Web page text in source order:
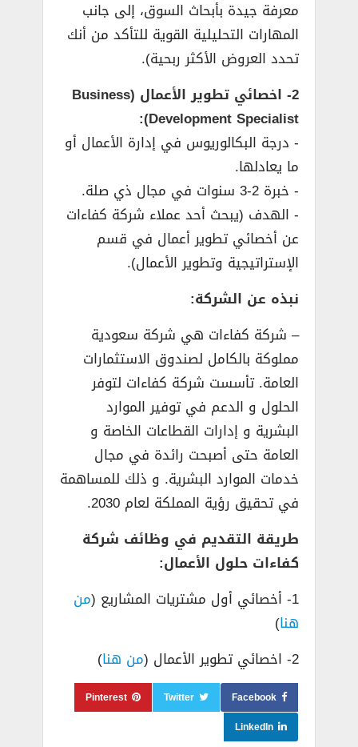
معرفة جيدة بأبحاث السوق، إلى جانب
المهارات التحليلية القوية للتأكد من أنك
تحدد العروض الأكثر ربحية).
2- اخصائي تطوير الأعمال (Business
Development Specialist):
­- درجة البكالوريوس في إدارة الأعمال أو
ما يعادلها.
­- خبرة 2-3 سنوات في مجال ذي صلة.
­- الهدف (يبحث أحد عملاء شركة كفاءات
عن أخصائي تطوير أعمال في قسم
الإستراتيجية وتطوير الأعمال).
نبذه عن الشركة:
– شركة كفاءات هي شركة سعودية
مملوكة بالكامل لصندوق الاستثمارات
العامة. تأسست شركة كفاءات لتوفر
الحلول و الدعم في توفير الموارد
البشرية و إدارات القطاعات الخاصة و
العامة حتى أصبحت رائدة في مجال
خدمات الموارد البشرية. و ذلك للمساهمة
في تحقيق رؤية المملكة لعام 2030.
طريقة التقديم في وظائف شركة
كفاءات حلول الأعمال:
1- أخصائي أول مشتريات المشاريع (
من
هنا)
2- اخصائي تطوير الأعمال (
من هنا)
Facebook
Twitter
Pinterest
LinkedIn